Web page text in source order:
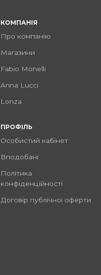
КОМПАНІЯ
Про компанію
Магазини
Fabio Monelli
Anna Lucci
Lonza
ПРОФІЛЬ
Особистий кабінет
Вподобані
Політика
конфіденційності
Договір публічної оферти